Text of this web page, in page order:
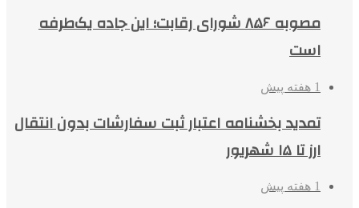
مصوبه ۸۵۶ شورای رقابت؛ این جاده یک‌طرفه
است
1 هفته پیش
تمدید بخشنامه اعتبار ثبت سفارشات بدون انتقال
ارز تا ۱۵ شهریور
1 هفته پیش